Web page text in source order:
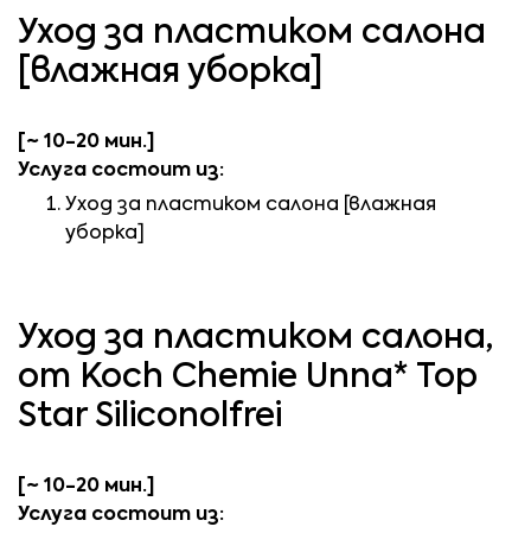
Уход за пластиком салона
[влажная уборка]
[~ 10-20 мин.]
Услуга состоит из:
Уход за пластиком салона [влажная
уборка]
Уход за пластиком салона,
от Koch Chemie Unna* Top
Star Siliconolfrei
[~ 10-20 мин.]
Услуга состоит из: